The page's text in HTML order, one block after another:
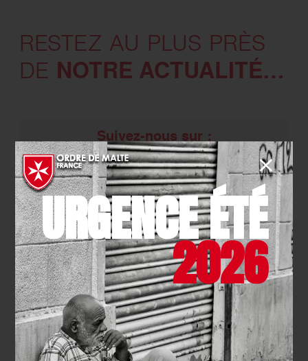
RESTEZ AU PLUS PRÈS
DE NOTRE ACTUALITÉ…
Suivez-nous sur :
NOTRE COMPTE
X (TWITTER)
URGENCE ÉTÉ
2026